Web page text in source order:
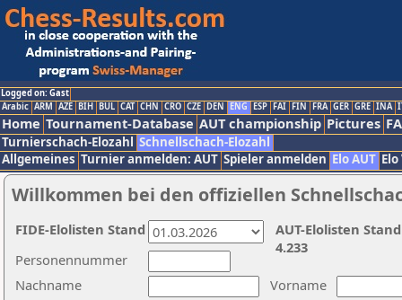
Logged on: Gast
Arabic ARM AZE BIH BUL CAT CHN CRO CZE DEN ENG ESP FAI FIN FRA GER GRE INA
Home Tournament-Database AUT championship Pictures
Turnierschach-Elozahl Schnellschach-Elozahl
Allgemeines Turnier anmelden: AUT Spieler anmelden Elo AUT
Willkommen bei den offiziellen
Nachname
Vorname
Personennummer
AUT-Elolisten
4.233
FIDE-Elolisten Stand